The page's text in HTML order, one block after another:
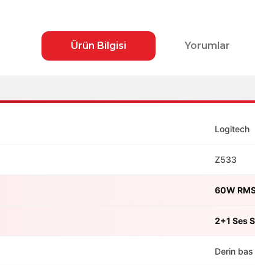
Ürün Bilgisi Yorumlar
Logitech
Z533
60W
2+1 Ses
Derin